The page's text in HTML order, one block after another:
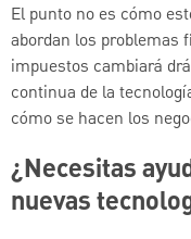
El punto no es cómo
abordan los problemas
impuestos cambiará
continua de la
cómo se hacen los
¿Necesitas
nuevas